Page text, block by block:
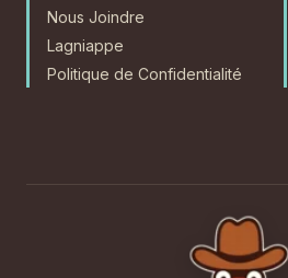
Nous Joindre
Lagniappe
Politique de Confidentialité